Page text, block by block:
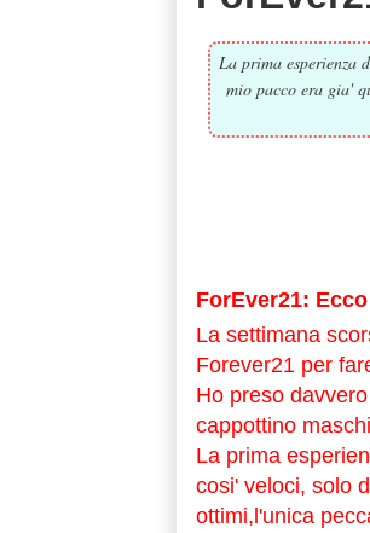
La prima esperienza
mio pacco era gia'
ForEver21:
La settimana
Forever21 per
Ho preso
cappottino
La prima
cosi' veloci, solo
ottimi,l'unica